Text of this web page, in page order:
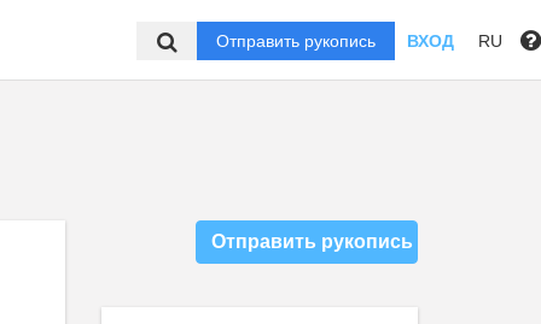
Отправить рукопись ВХОД RU
Отправить рукопись